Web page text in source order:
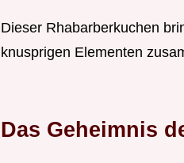
Dieser Rhabarberkuchen
knusprigen Elementen
Das Geheimnis